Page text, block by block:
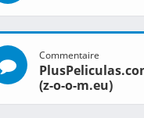
Commentaire
(z-o-o-m.eu)